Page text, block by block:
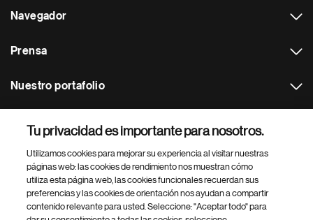
Navegador
Prensa
Nuestro portafolio
Footer Site Search
Tu privacidad es importante para nosotros.
Utilizamos cookies para mejorar su experiencia al visitar nuestras
páginas web: las cookies de rendimiento nos muestran cómo
utiliza esta página web, las cookies funcionales recuerdan sus
preferencias y las cookies de orientación nos ayudan a compartir
contenido relevante para usted. Seleccione: "Aceptar todo" para